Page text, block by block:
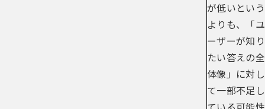
が低いという
よりも、「ユ
ーザーが知り
たい答えの全
体像」に対し
て一部不足し